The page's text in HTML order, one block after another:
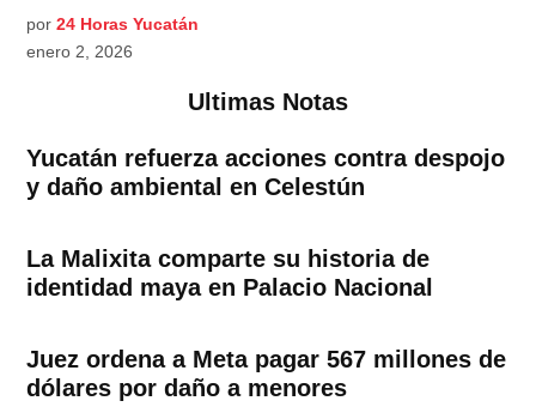
por 24 Horas Yucatán
enero 2, 2026
Ultimas Notas
Yucatán refuerza acciones contra despojo
y daño ambiental en Celestún
La Malixita comparte su historia de
identidad maya en Palacio Nacional
Juez ordena a Meta pagar 567 millones de
dólares por daño a menores